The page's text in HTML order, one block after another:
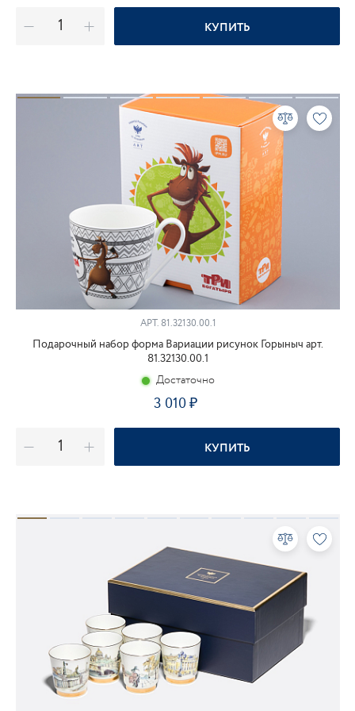
КУПИТЬ
АРТ.81.32130.00.1
Подарочный набор форма Вариации рисунок Горыныч арт.
81.32130.00.1
Достаточно
3 010
КУПИТЬ